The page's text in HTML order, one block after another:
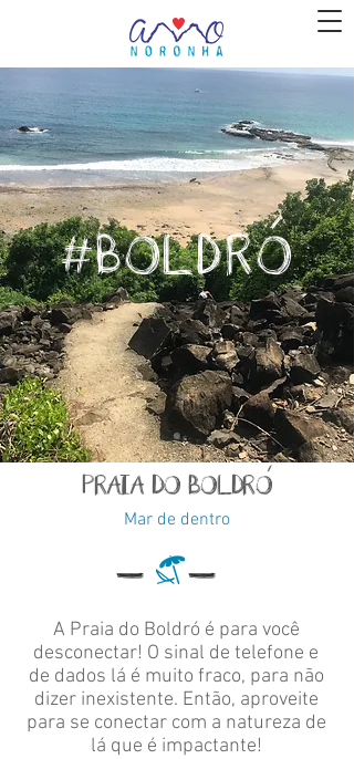
#BOLDRO
-
PRAIA DO BOLDRO
-
Mar de dentro
l l
A Praia do Boldró é para você
desconectar! O sinal de telefone e
de dados lá é muito fraco, para não
dizer inexistente. Então, aproveite
para se conectar com a natureza de
lá que é impactante!